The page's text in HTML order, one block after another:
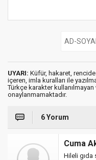
UYARI: Küfür, hakaret,
içeren, imla kuralları ile
Türkçe karakter
onaylanmamaktadır.
6 Yorum
Cuma
Hileli gıda